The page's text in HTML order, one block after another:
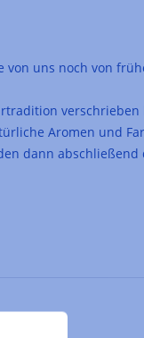
von uns noch von
verschrieben
Aromen und
dann abschließend